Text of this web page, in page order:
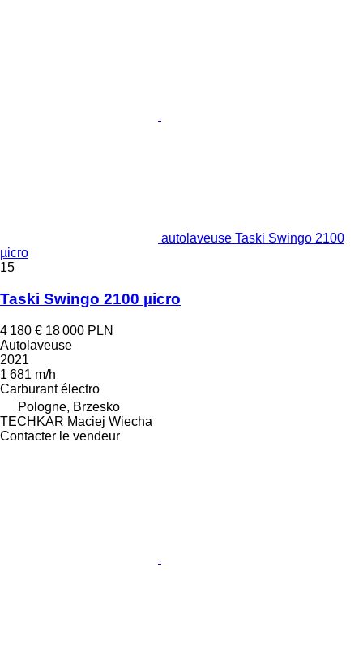
autolaveuse Taski Swingo 2100
µicro
15
Taski Swingo 2100 µicro
4 180 € 18 000 PLN
Autolaveuse
2021
1 681 m/h
Carburant électro
Pologne, Brzesko
TECHKAR Maciej Wiecha
Contacter le vendeur